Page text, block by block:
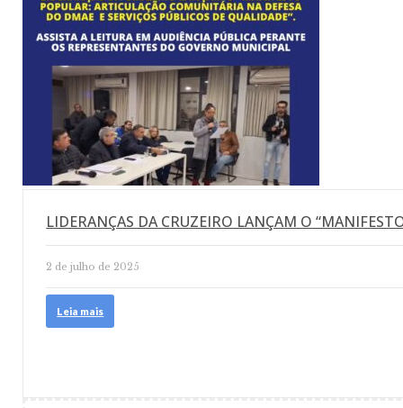
LIDERANÇAS DA CRUZEIRO LANÇAM O
2 de julho de 2025
Leia mais